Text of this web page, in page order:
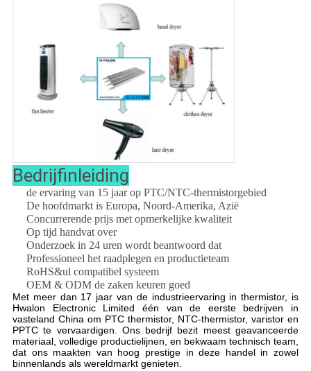
Bedrijfinleiding
de ervaring van 15 jaar op PTC/NTC-thermistorgebied
De hoofdmarkt is Europa, Noord-Amerika, Azië
Concurrerende prijs met opmerkelijke kwaliteit
Op tijd handvat over
Onderzoek in 24 uren wordt beantwoord dat
Professioneel het raadplegen en productieteam
RoHS&ul compatibel systeem
OEM & ODM de zaken keuren goed
Met meer dan 17 jaar van de industrieervaring in thermistor, is
Hwalon Electronic Limited één van de eerste bedrijven in
vasteland China om PTC thermistor, NTC-thermistor, varistor en
PPTC te vervaardigen. Ons bedrijf bezit meest geavanceerde
materiaal, volledige productielijnen, en bekwaam technisch team,
dat ons maakten van hoog prestige in deze handel in zowel
binnenlands als wereldmarkt genieten.